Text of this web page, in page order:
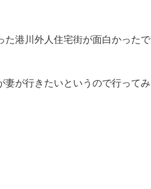
た港川外人住宅街が面白かったで
妻が行きたいというので行ってみ